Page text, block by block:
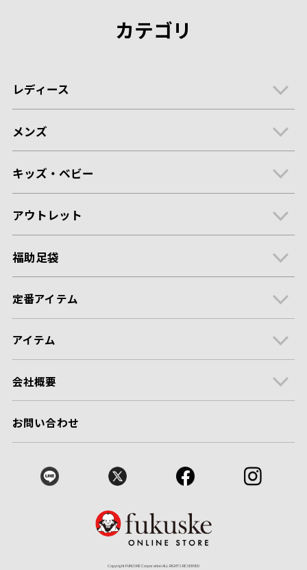
カテゴリ
レディース
メンズ
キッズ・ベビー
アウトレット
福助足袋
定番アイテム
アイテム
会社概要
お問い合わせ
Copyright FUKUSKE Corporation ALL RIGHTS RESERVED